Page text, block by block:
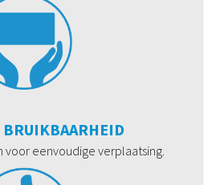
voor eenvoudige verplaatsing.